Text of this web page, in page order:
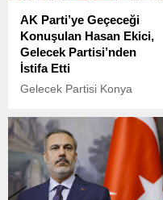
AK Parti’ye Geçeceği
Konuşulan Hasan Ekici,
Gelecek Partisi’nden
İstifa Etti
Gelecek Partisi Konya
partisinden istifa ettiğini
sosyal medya hesabı
üzerinden duyurdu.